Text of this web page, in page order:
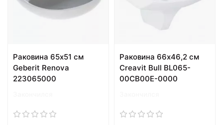
Раковина 65х51 см
Geberit Renova
223065000
Раковина 66х46,2 см
Creavit Bull BL065-
00CB00E-0000